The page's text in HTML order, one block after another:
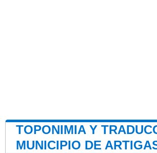
TOPONIMIA Y
MUNICIPIO DE